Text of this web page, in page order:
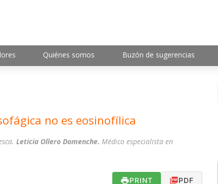
Quiénes somos Buzón de sugerencias
no es eosinofílica
Leticia Ollero Domenche. Médico especialista en
PRINT PDF